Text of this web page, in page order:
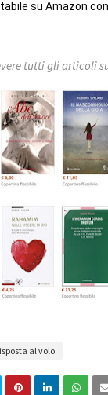
su Amazon
tutti gli articoli
al volo